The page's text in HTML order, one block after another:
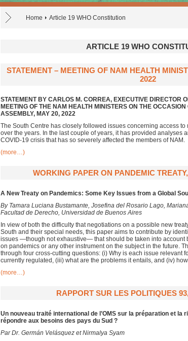
Home Article 19 WHO Constitution
ARTICLE 19 WHO
STATEMENT – MEETING OF NAM HEALTH
2022
STATEMENT BY CARLOS M. CORREA, EXECUTIVE DIRECTOR
MEETING OF THE NAM HEALTH MINISTERS ON THE OCCASION
ASSEMBLY, MAY 20, 2022
The South Centre has closely followed issues concerning access
over the years. In the last couple of years, it has provided analyses
COVID-19 crisis that has so severely affected the members of NAM.
(more…)
WORKING PAPER ON PANDEMIC
A New Treaty on Pandemics: Some Key Issues from a Global
By Tamara Luciana Bustamante, Josefina del Rosario Lago,
Facultad de Derecho, Universidad de Buenos Aires
In view of both the difficulty that negotiations on a possible new
South and their special needs, this paper aims to contribute by
issues —though not exhaustive— that should be taken into account
on pandemics or any other instrument on the subject in the future.
through four cross-cutting questions: (i) Why is each issue relevant
currently regulated, (iii) what are the problems it entails, and (iv)
(more…)
RAPPORT SUR LES POLITIQUES
Un nouveau traité international de l’OMS sur la préparation et la
répondre aux besoins des pays du Sud ?
Par Dr. Germán Velásquez et Nirmalya Syam